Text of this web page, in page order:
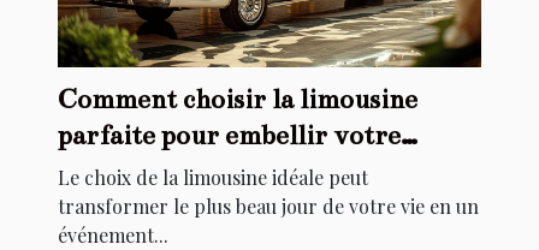
Comment choisir la limousine
parfaite pour embellir votre
mariage
Le choix de la limousine idéale peut
transformer le plus beau jour de votre vie en un
événement...